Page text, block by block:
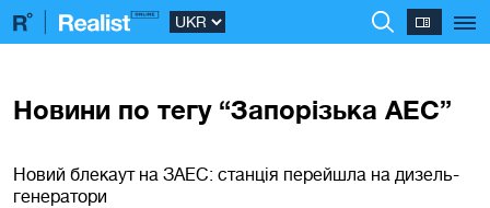
Новини по тегу “Запорізька АЕС”
Новий блекаут на ЗАЕС: станція перейшла на дизель-
генератори